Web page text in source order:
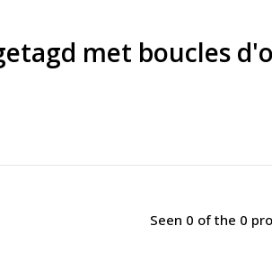
met boucles
Seen 0 of the 0